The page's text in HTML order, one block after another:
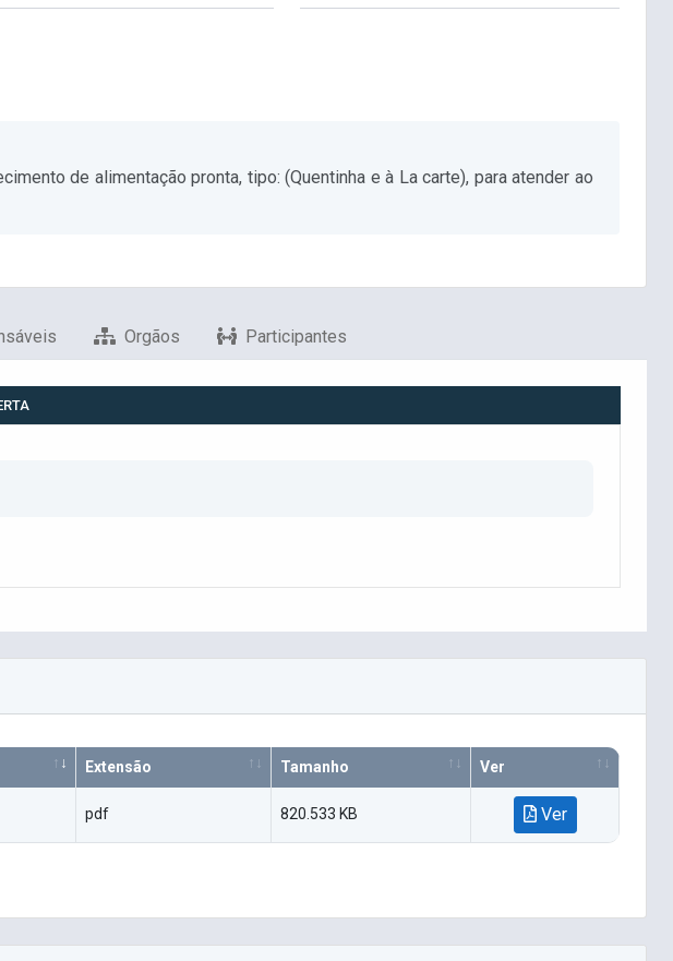
de alimentação pronta, tipo: (Quentinha e à La carte), para atender ao
Orgãos Participantes
Extensão Tamanho Ver
pdf 820.533 KB Ver